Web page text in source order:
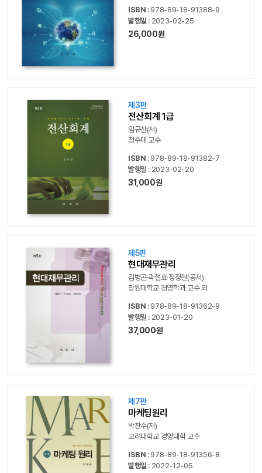
ISBN : 978-89-18-91388-9
발행일 : 2023-02-25
26,000원
제3판
전산회계 1급
임규찬(저)
청주대 교수
ISBN : 978-89-18-91382-7
발행일 : 2023-02-20
31,000원
제5판
현대재무관리
김병곤‧곽철효‧정정현(공저)
창원대학교 경영학과 교수 외
ISBN : 978-89-18-91362-9
발행일 : 2023-01-20
37,000원
제7판
마케팅원리
박찬수(저)
고려대학교 경영대학 교수
ISBN : 978-89-18-91356-8
발행일 : 2022-12-05